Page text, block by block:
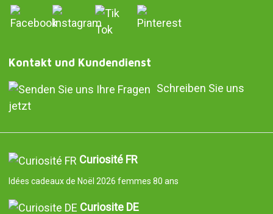
Kontakt und Kundendienst
Schreiben Sie uns
jetzt
Curiosité FR
Idées cadeaux de Noël 2026 femmes 80 ans
Curiosite DE